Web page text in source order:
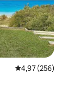
4,97 av 5 i
4,97 (256)